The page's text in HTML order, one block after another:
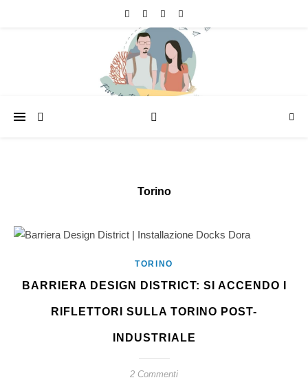
Torino
TORINO
BARRIERA DESIGN DISTRICT: SI ACCENDO I
RIFLETTORI SULLA TORINO POST-
INDUSTRIALE
2 Commenti